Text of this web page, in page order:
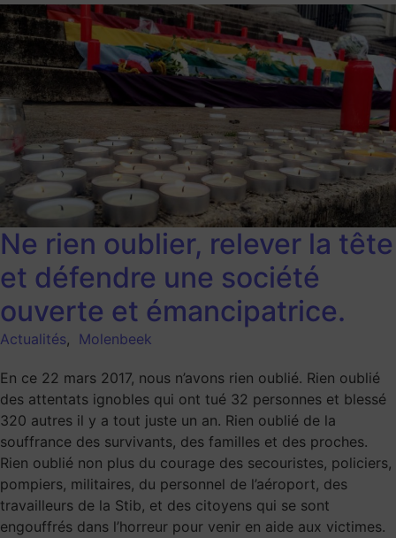
Ne rien oublier, relever la tête
et défendre une société
ouverte et émancipatrice.
Actualités, Molenbeek
En ce 22 mars 2017, nous n’avons rien oublié. Rien oublié
des attentats ignobles qui ont tué 32 personnes et blessé
320 autres il y a tout juste un an. Rien oublié de la
souffrance des survivants, des familles et des proches.
Rien oublié non plus du courage des secouristes, policiers,
pompiers, militaires, du personnel de l’aéroport, des
travailleurs de la Stib, et des citoyens qui se sont
engouffrés dans l’horreur pour venir en aide aux victimes.